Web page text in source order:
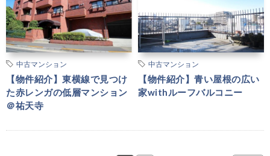
中古マンション
【物件紹介】東横線で見つけ
た赤レンガの低層マンション
＠祐天寺
中古マンション
【物件紹介】青い屋根の広い
家withルーフバルコニー